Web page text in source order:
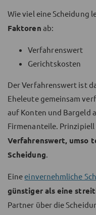
Wie viel eine Scheidung
Faktoren ab:
Verfahrenswert
Gerichtskosten
Der Verfahrenswert ist
Eheleute gemeinsam
auf Konten und Bargeld
Firmenanteile.
Verfahrenswert, umso
Scheidung.
Eineeinvernehmliche
günstiger als eine
Partner über die